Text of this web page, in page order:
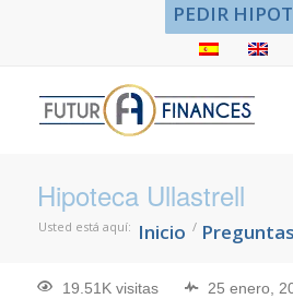
PEDIR
Hipoteca Ullastrell
Usted está aquí: Inicio / Preguntas
19.51K visitas 25 enero,